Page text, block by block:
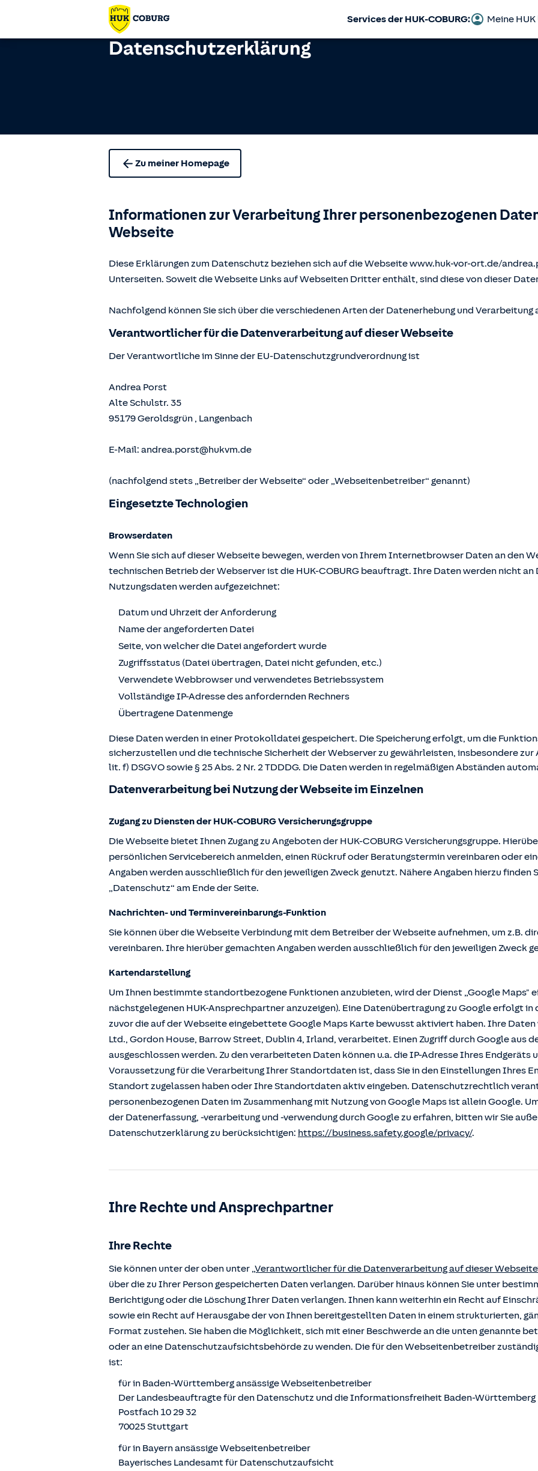
Services der HUK-COBURG: Meine HUK
Datenschutzerklärung
Zu meiner Homepage
Informationen zur Verarbeitung Ihrer personenbezogenen
Webseite
Diese Erklärungen zum Datenschutz beziehen sich auf die Webseite www.huk-vor-ort.de/
Unterseiten. Soweit die Webseite Links auf Webseiten Dritter enthält, sind diese von dieser
Nachfolgend können Sie sich über die verschiedenen Arten der Datenerhebung und
Verantwortlicher für die Datenverarbeitung auf dieser Webseite
Der Verantwortliche im Sinne der EU-Datenschutzgrundverordnung ist
Andrea Porst
Alte Schulstr. 35
95179Geroldsgrün , Langenbach
E-Mail: andrea.porst@hukvm.de
(nachfolgend stets „Betreiber der Webseite“ oder „Webseitenbetreiber“ genannt)
Eingesetzte Technologien
Browserdaten
Wenn Sie sich auf dieser Webseite bewegen, werden von Ihrem Internetbrowser Daten an den
technischen Betrieb der Webserver ist die HUK-COBURG beauftragt. Ihre Daten werden nicht
Nutzungsdaten werden aufgezeichnet:
Datum und Uhrzeit der Anforderung
Name der angeforderten Datei
Seite, von welcher die Datei angefordert wurde
Zugriffsstatus (Datei übertragen, Datei nicht gefunden, etc.)
Verwendete Webbrowser und verwendetes Betriebssystem
Vollständige IP-Adresse des anfordernden Rechners
Übertragene Datenmenge
Diese Daten werden in einer Protokolldatei gespeichert. Die Speicherung erfolgt, um die
sicherzustellen und die technische Sicherheit der Webserver zu gewährleisten, insbesondere zur
lit. f) DSGVO sowie § 25 Abs. 2 Nr. 2 TDDDG. Die Daten werden in regelmäßigen Abständen
Datenverarbeitung bei Nutzung der Webseite im Einzelnen
Zugang zu Diensten der HUK-COBURG Versicherungsgruppe
Die Webseite bietet Ihnen Zugang zu Angeboten der HUK-COBURG Versicherungsgruppe.
persönlichen Servicebereich anmelden, einen Rückruf oder Beratungstermin vereinbaren oder
Angaben werden ausschließlich für den jeweiligen Zweck genutzt. Nähere Angaben hierzu finden
„Datenschutz“ am Ende der Seite.
Nachrichten- und Terminvereinbarungs-Funktion
Sie können über die Webseite Verbindung mit dem Betreiber der Webseite aufnehmen, um z.B.
vereinbaren. Ihre hierüber gemachten Angaben werden ausschließlich für den jeweiligen Zweck
Kartendarstellung
Um Ihnen bestimmte standortbezogene Funktionen anzubieten, wird der Dienst „Google Maps"
nächstgelegenen HUK-Ansprechpartner anzuzeigen). Eine Datenübertragung zu Google erfolgt in
zuvor die auf der Webseite eingebettete Google Maps Karte bewusst aktiviert haben. Ihre
Ltd., Gordon House, Barrow Street, Dublin 4, Irland, verarbeitet. Einen Zugriff durch Google aus
ausgeschlossen werden. Zu den verarbeiteten Daten können u.a. die IP-Adresse Ihres
Voraussetzung für die Verarbeitung Ihrer Standortdaten ist, dass Sie in den Einstellungen Ihres
Standort zugelassen haben oder Ihre Standortdaten aktiv eingeben. Datenschutzrechtlich
personenbezogenen Daten im Zusammenhang mit Nutzung von Google Maps ist allein Google.
der Datenerfassung, -verarbeitung und -verwendung durch Google zu erfahren, bitten wir Sie
Datenschutzerklärung zu berücksichtigen: https://business.safety.google/privacy/.
Ihre Rechte und Ansprechpartner
Ihre Rechte
Sie können unter der oben unter „Verantwortlicher für die Datenverarbeitung auf dieser
über die zu Ihrer Person gespeicherten Daten verlangen. Darüber hinaus können Sie unter
Berichtigung oder die Löschung Ihrer Daten verlangen. Ihnen kann weiterhin ein Recht auf
sowie ein Recht auf Herausgabe der von Ihnen bereitgestellten Daten in einem strukturierten,
Format zustehen. Sie haben die Möglichkeit, sich mit einer Beschwerde an die unten genannte
oder an eine Datenschutzaufsichtsbehörde zu wenden. Die für den Webseitenbetreiber
ist:
für in Baden-Württemberg ansässige Webseitenbetreiber
Der Landesbeauftragte für den Datenschutz und die Informationsfreiheit Baden-Württemberg
Postfach 10 29 32
70025 Stuttgart
für in Bayern ansässige Webseitenbetreiber
Bayerisches Landesamt für Datenschutzaufsicht